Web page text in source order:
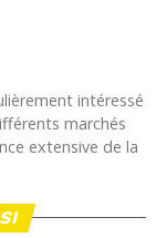
intéressé
marchés
extensive de la